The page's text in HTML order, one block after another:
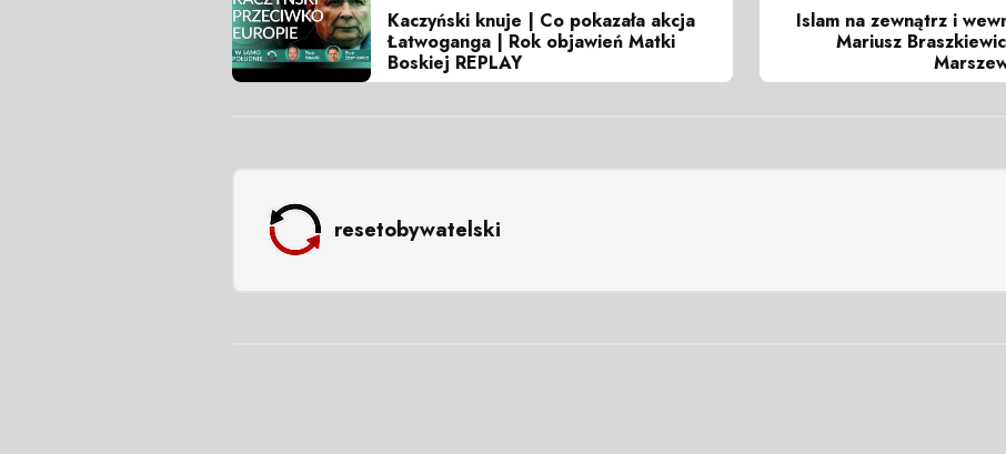
Kaczyński knuje | Co pokazała akcja
Łatwoganga | Rok objawień Matki
Boskiej REPLAY
Islam na zewnątrz i
Mariusz
resetobywatelski